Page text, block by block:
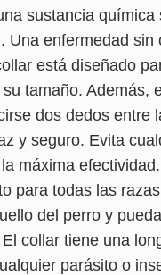
sustancia
enfermedad sin
está diseñado
tamaño. Además,
dos dedos entre
y seguro. Evita
máxima
para todas las
del perro y
collar tiene una
parásito o